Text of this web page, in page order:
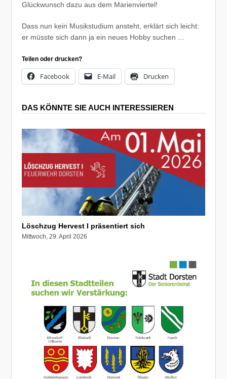
Glückwunsch dazu aus dem Marienviertel!
Dass nun kein Musikstudium ansteht, erklärt sich leicht:
er müsste sich dann ja ein neues Hobby suchen …
Teilen oder drucken?
Facebook E-Mail Drucken
DAS KÖNNTE SIE AUCH INTERESSIEREN
Löschzug Hervest I präsentiert sich
Mittwoch, 29. April 2026